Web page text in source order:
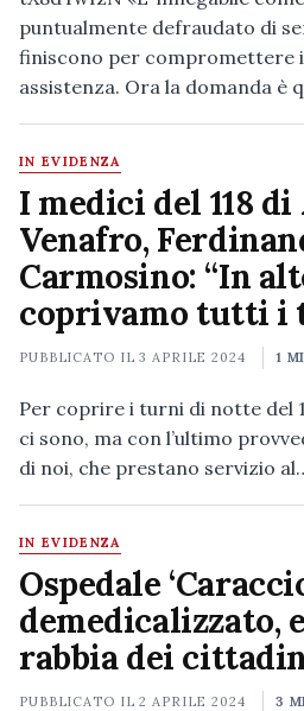
puntualmente defraudato di
finiscono per compromettere i
assistenza. Ora la domanda è
IN EVIDENZA
I medici del 118 di
Venafro,
Carmosino: “In
coprivamo tutti i
PUBBLICATO IL3 APRILE 2024 1
Per coprire i turni di notte del
ci sono, ma con l’ultimo
di noi, che prestano servizio
IN EVIDENZA
Ospedale
demedicalizzato,
rabbia dei
PUBBLICATO IL2 APRILE 2024 3